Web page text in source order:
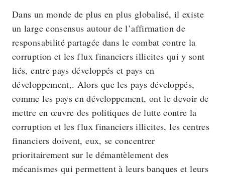
Dans un monde de plus en plus globalisé, il existe
un large consensus autour de l’affirmation de
responsabilité partagée dans le combat contre la
corruption et les flux financiers illicites qui y sont
liés, entre pays développés et pays en
développement,. Alors que les pays développés,
comme les pays en développement, ont le devoir de
mettre en œuvre des politiques de lutte contre la
corruption et les flux financiers illicites, les centres
financiers doivent, eux, se concentrer
prioritairement sur le démantèlement des
mécanismes qui permettent à leurs banques et leurs